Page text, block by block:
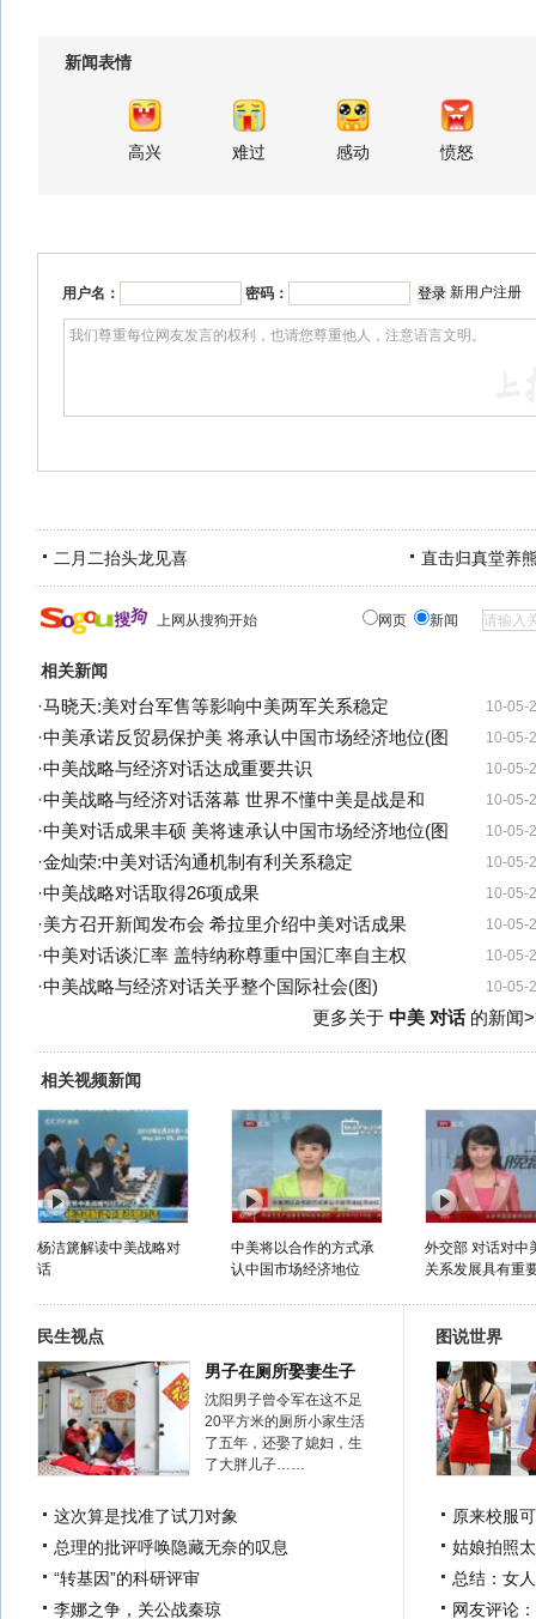
新闻表情
高兴 难过 感动 愤怒
用户名： 密码： 新用户注册
二月二抬头龙见喜 直击归真堂养
上网从搜狗开始 网页 新闻
相关新闻
10-05-
·马晓天:美对台军售等影响中美两军关系稳定
10-05-
·中美承诺反贸易保护美 将承认中国市场经济地位(图
10-05-
·中美战略与经济对话达成重要共识
10-05-
·中美战略与经济对话落幕 世界不懂中美是战是和
10-05-
·中美对话成果丰硕 美将速承认中国市场经济地位(图
10-05-
·金灿荣:中美对话沟通机制有利关系稳定
10-05-
·中美战略对话取得26项成果
10-05-
·美方召开新闻发布会 希拉里介绍中美对话成果
10-05-
·中美对话谈汇率 盖特纳称尊重中国汇率自主权
10-05-
·中美战略与经济对话关乎整个国际社会(图)
更多关于 中美 对话的新闻
相关视频新闻
杨洁篪解读中美战略对
话
中美将以合作的方式承
认中国市场经济地位
外交部 对话对中
关系发展具有重
民生视点
男子在厕所娶妻生子
沈阳男子曾令军在这不足
20平方米的厕所小家生活
了五年，还娶了媳妇，生
了大胖儿子……
这次算是找准了试刀对象
总理的批评呼唤隐藏无奈的叹息
“转基因”的科研评审
李娜之争，关公战秦琼
图说世界
原来校服
姑娘拍照
总结：女
网友评论